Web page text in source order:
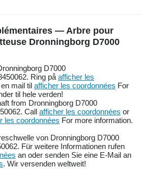
— Arbre pour
Dronningborg D7000
D7000
Ring på afficher les
mail til afficher les coordonnées For
til hele verden!
from Dronningborg D7000
Call afficher les coordonnées or
les coordonnées For more information.
von Dronningborg D7000
Für weitere Informationen rufen
an oder senden Sie eine E-Mail an
. Wir versenden weltweit!